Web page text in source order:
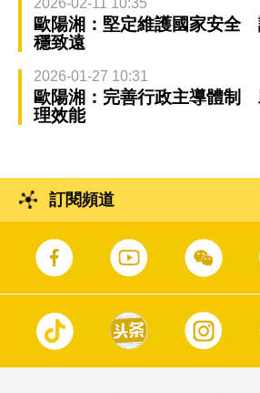
歐陽湘：堅定維護國家安全
穩致遠
2026-01-27 10:31
歐陽湘：完善行政主導體制
理效能
訂閱頻道